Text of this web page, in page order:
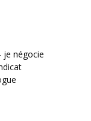
je négocie